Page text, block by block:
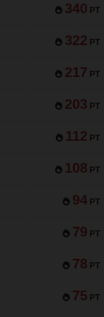
340 PT
322 PT
217 PT
203 PT
112 PT
108 PT
94 PT
79 PT
78 PT
75 PT